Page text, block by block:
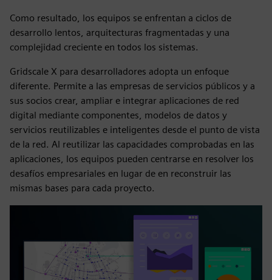
Como resultado, los equipos se enfrentan a ciclos de
desarrollo lentos, arquitecturas fragmentadas y una
complejidad creciente en todos los sistemas.
Gridscale X para desarrolladores adopta un enfoque
diferente. Permite a las empresas de servicios públicos y a
sus socios crear, ampliar e integrar aplicaciones de red
digital mediante componentes, modelos de datos y
servicios reutilizables e inteligentes desde el punto de vista
de la red. Al reutilizar las capacidades comprobadas en las
aplicaciones, los equipos pueden centrarse en resolver los
desafíos empresariales en lugar de en reconstruir las
mismas bases para cada proyecto.